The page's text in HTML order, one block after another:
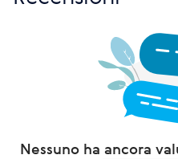
Nessuno ha ancora